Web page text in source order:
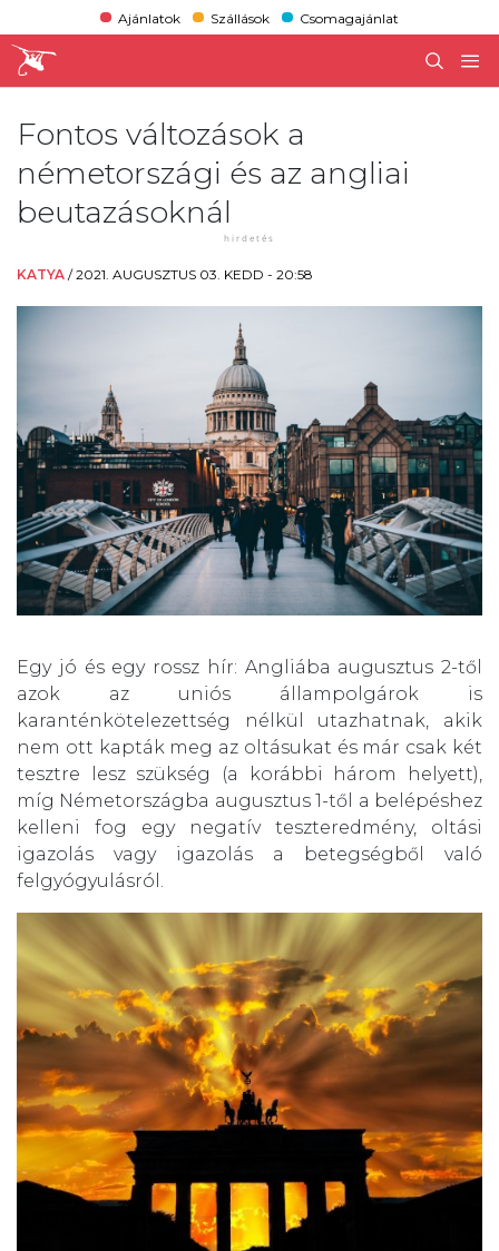
Ajánlatok Szállások Csomagajánlat
Fontos változások a
németországi és az angliai
beutazásoknál
KATYA /2021. AUGUSZTUS 03. KEDD - 20:58
Egy jó és egy rossz hír: Angliába augusztus 2-től
azok az uniós állampolgárok is
karanténkötelezettség nélkül utazhatnak, akik
nem ott kapták meg az oltásukat és már csak két
tesztre lesz szükség (a korábbi három helyett),
míg Németországba augusztus 1-től a belépéshez
kelleni fog egy negatív teszteredmény, oltási
igazolás vagy igazolás a betegségből való
felgyógyulásról.